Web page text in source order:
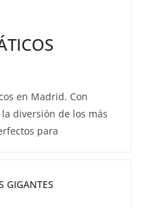
en Madrid. Con
diversión de los más
para
GIGANTES